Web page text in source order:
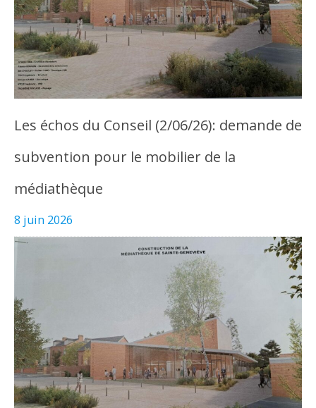
Les échos du Conseil (2/06/26): demande de
subvention pour le mobilier de la
médiathèque
8 juin 2026